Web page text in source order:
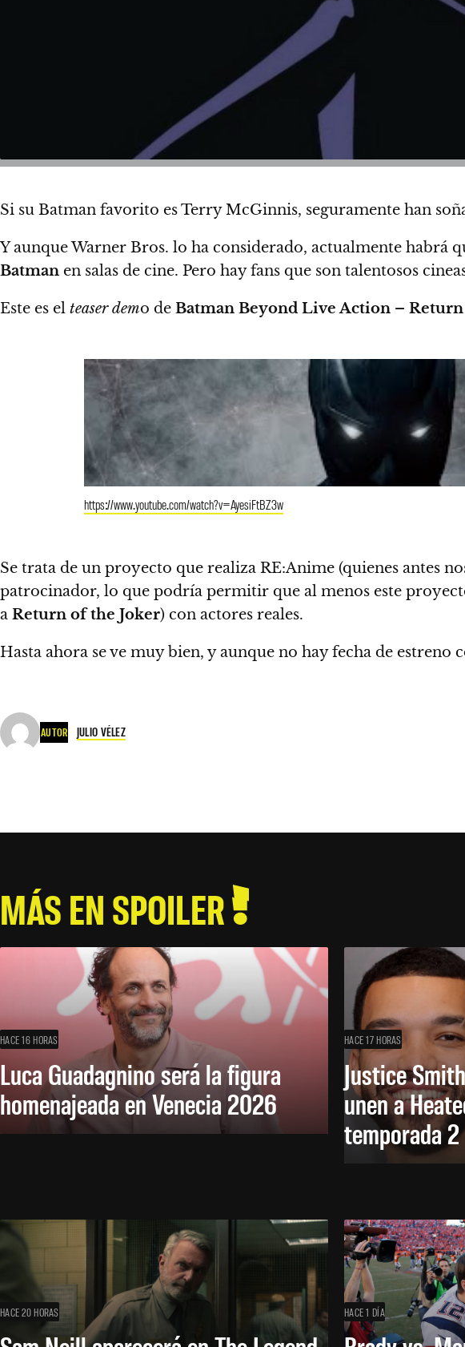
Si su Batman favorito es Terry McGinnis, seguramente han
Y aunque Warner Bros. lo ha considerado, actualmente habrá
Batman en salas de cine. Pero hay fans que son talentosos
Este es el teaser demo de Batman Beyond Live Action –
https://www.youtube.com/watch?v=AyesiFtBZ3w
Se trata de un proyecto que realiza RE:Anime (quienes antes
patrocinador, lo que podría permitir que al menos este
a Return of the Joker) con actores reales.
Hasta ahora se ve muy bien, y aunque no hay fecha de estreno
AUTOR JULIO VÉLEZ
MÁS EN SPOILER
HACE 16 HORAS
Luca Guadagnino será la figura
homenajeada en Venecia 2026
HACE 17 HORAS
Justice
unen a
temporada 2
HACE 20 HORAS HACE 1 DÍA